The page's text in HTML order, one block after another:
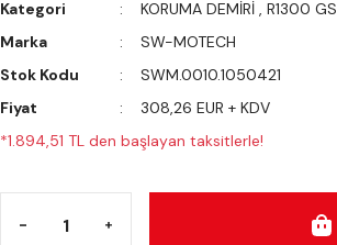
Kategori KORUMA DEMİRİ , R1300 GS
Marka
SW-MOTECH
Stok Kodu
SWM.0010.1050421
Fiyat
308,26 EUR + KDV
*1.894,51 TL den başlayan taksitlerle!